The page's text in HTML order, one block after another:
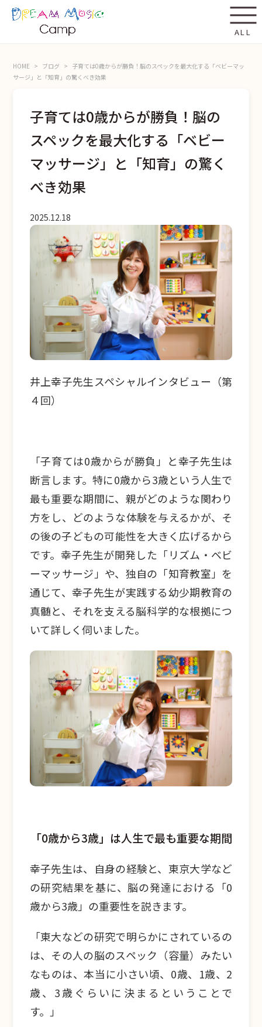
ALL
HOME ブログ
子育ては0歳からが勝負！脳のスペックを最大化する「ベビーマッ
サージ」と「知育」の驚くべき効果
子育ては0歳からが勝負！脳の
スペックを最大化する「ベビー
マッサージ」と「知育」の驚く
べき効果
2025.12.18
井上幸子先生スペシャルインタビュー（第
４回）
「子育ては0歳からが勝負」と幸子先生は
断言します。特に0歳から3歳という人生で
最も重要な期間に、親がどのような関わり
方をし、どのような体験を与えるかが、そ
の後の子どもの可能性を大きく広げるから
です。幸子先生が開発した「リズム・ベビ
ーマッサージ」や、独自の「知育教室」を
通じて、幸子先生が実践する幼少期教育の
真髄と、それを支える脳科学的な根拠につ
いて詳しく伺いました。
「0歳から3歳」は人生で最も重要な期間
幸子先生は、自身の経験と、東京大学など
の研究結果を基に、脳の発達における「0
歳から3歳」の重要性を説きます。
「東大などの研究で明らかにされているの
は、その人の脳のスペック（容量）みたい
なものは、本当に小さい頃、0歳、1歳、2
歳、3歳ぐらいに決まるということで
す。」